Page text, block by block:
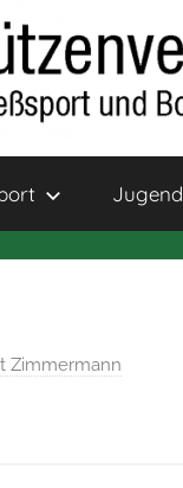
Jugend
Zimmermann